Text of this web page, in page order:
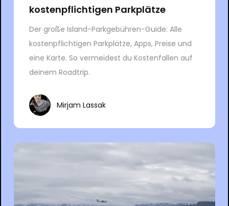
kostenpflichtigen Parkplätze
Der große Island-Parkgebühren-Guide: Alle
kostenpflichtigen Parkplätze, Apps, Preise und
eine Karte. So vermeidest du Kostenfallen auf
deinem Roadtrip.
Mirjam Lassak